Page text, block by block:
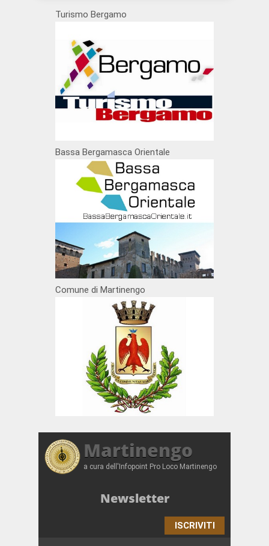
Turismo Bergamo
Bassa Bergamasca Orientale
Comune di Martinengo
Martinengo
a cura dell'Infopoint Pro Loco Martinengo
Newsletter
ISCRIVITI